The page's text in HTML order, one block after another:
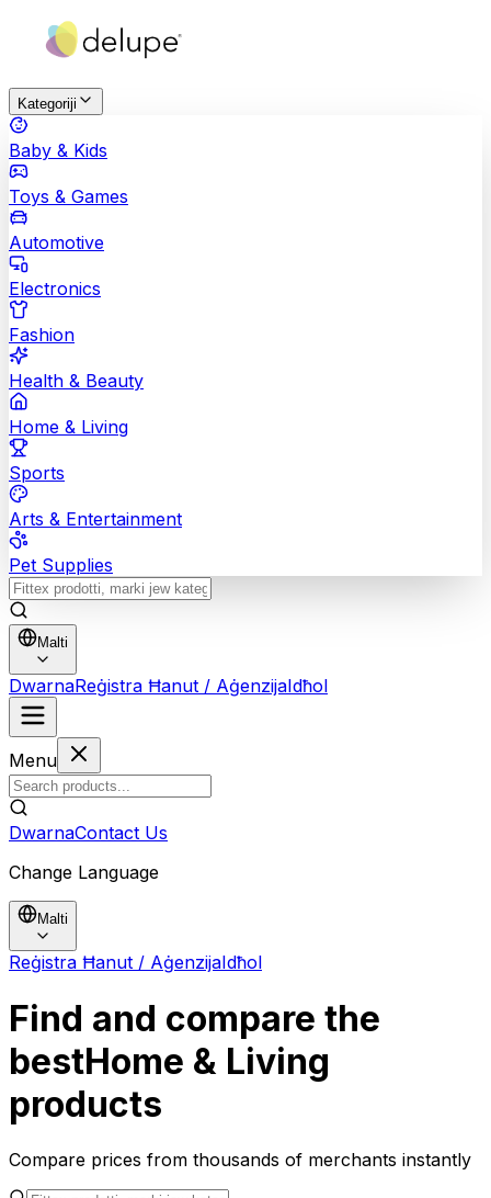
Kategoriji
Baby & Kids
Toys & Games
Automotive
Electronics
Fashion
Health & Beauty
Home & Living
Sports
Arts & Entertainment
Pet Supplies
Malti
DwarnaReġistra Ħanut / AġenzijaIdħol
Menu
DwarnaContact Us
Change Language
Malti
Reġistra Ħanut / AġenzijaIdħol
Find and compare the
bestHome & Living
products
Compare prices from thousands of merchants instantly